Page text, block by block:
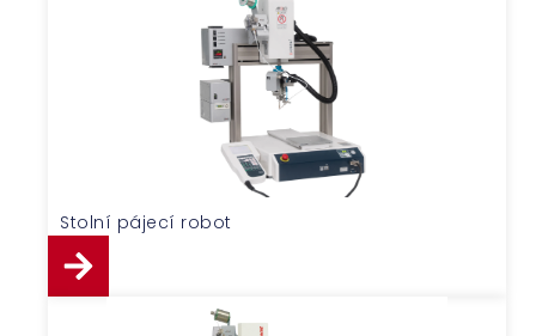
Stolní pájecí robot